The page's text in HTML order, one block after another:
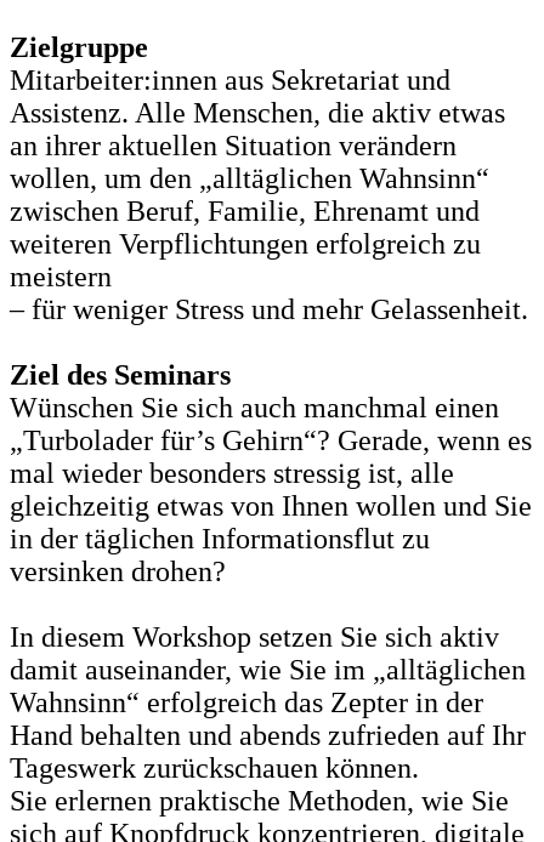
Zielgruppe
Mitarbeiter:innen aus Sekretariat und
Assistenz. Alle Menschen, die aktiv etwas
an ihrer aktuellen Situation verändern
wollen, um den „alltäglichen Wahnsinn“
zwischen Beruf, Familie, Ehrenamt und
weiteren Verpflichtungen erfolgreich zu
meistern
– für weniger Stress und mehr Gelassenheit.
Ziel des Seminars
Wünschen Sie sich auch manchmal einen
„Turbolader für’s Gehirn“? Gerade, wenn es
mal wieder besonders stressig ist, alle
gleichzeitig etwas von Ihnen wollen und Sie
in der täglichen Informationsflut zu
versinken drohen?
In diesem Workshop setzen Sie sich aktiv
damit auseinander, wie Sie im „alltäglichen
Wahnsinn“ erfolgreich das Zepter in der
Hand behalten und abends zufrieden auf Ihr
Tageswerk zurückschauen können.
Sie erlernen praktische Methoden, wie Sie
sich auf Knopfdruck konzentrieren, digitale